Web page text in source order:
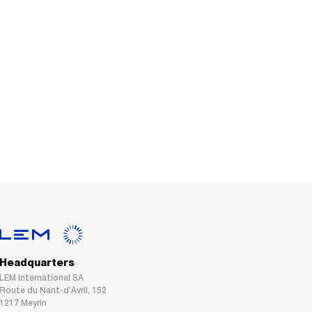
Headquarters
LEM International SA
Route du Nant-d’Avril, 152
1217 Meyrin